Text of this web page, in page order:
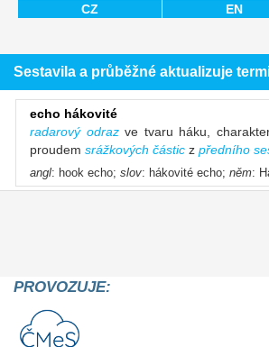
CZ EN
Sestavila a průběžné aktualizuje
echo hákovité
radarový odrazve tvaru háku,
proudem srážkových částic z předního
angl: hook echo; slov: hákovité echo; něm:
PROVOZUJE: